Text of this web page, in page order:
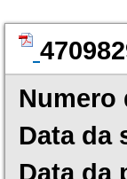
Numero
Data da
Data da